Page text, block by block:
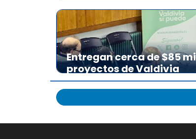
Entregan cerca de $85
proyectos de Valdivia